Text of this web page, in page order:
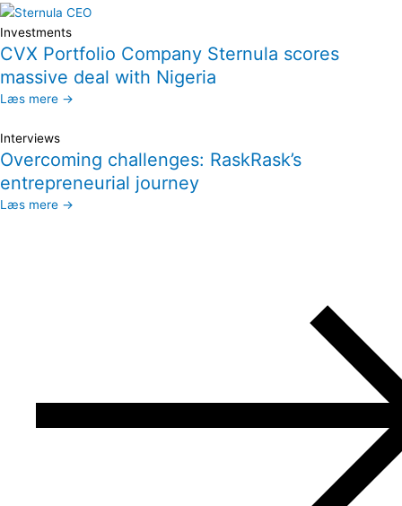
Investments
CVX Portfolio Company Sternula scores
massive deal with Nigeria
Læs mere →
Interviews
Overcoming challenges: RaskRask’s
entrepreneurial journey
Læs mere →